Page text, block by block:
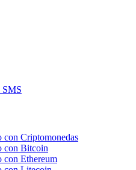
SMS
con Criptomonedas
con Bitcoin
con Ethereum